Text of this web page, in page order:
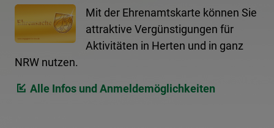
Mit der Ehrenamtskarte können Sie
attraktive Vergünstigungen für
Aktivitäten in Herten und in ganz
NRW nutzen.
Alle Infos und Anmeldemöglichkeiten